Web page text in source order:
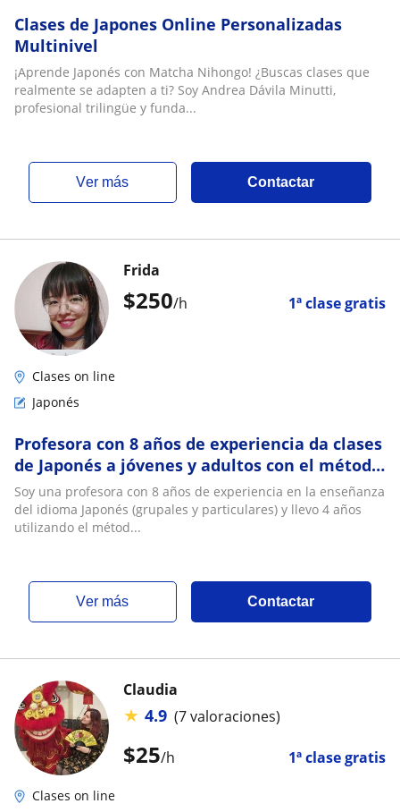
Clases de Japones Online Personalizadas
Multinivel
¡Aprende Japonés con Matcha Nihongo! ¿Buscas clases que
realmente se adapten a ti? Soy Andrea Dávila Minutti,
profesional trilingüe y funda...
ver más Contactar
$250/h 1ª clase gratis
Frida
Clases on line
Japonés
Profesora con 8 años de experiencia da clases
de Japonés a jóvenes y adultos con el método
TPRS
Soy una profesora con 8 años de experiencia en la enseñanza
del idioma Japonés (grupales y particulares) y llevo 4 años
utilizando el métod...
ver más Contactar
$25/h 1ª clase gratis
Claudia
★ 4.9 (7 valoraciones)
Clases on line